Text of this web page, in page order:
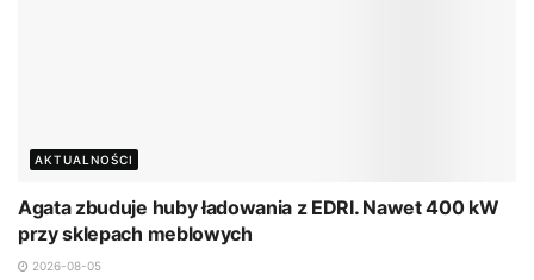
AKTUALNOŚCI
Agata zbuduje huby ładowania z EDRI. Nawet 400 kW
przy sklepach meblowych
2026-08-05